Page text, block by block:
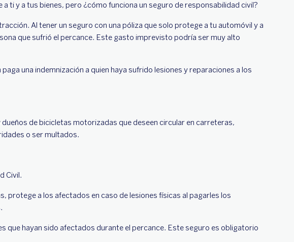
ti y a tus bienes, pero ¿cómo funciona un seguro de responsabilidad civil?
Al tener un seguro con una póliza que solo protege a tu automóvil y a
que sufrió el percance. Este gasto imprevisto podría ser muy alto
una indemnización a quien haya sufrido lesiones y reparaciones a los
de bicicletas motorizadas que deseen circular en carreteras,
o ser multados.
Civil.
a los afectados en caso de lesiones físicas al pagarles los
que hayan sido afectados durante el percance. Este seguro es obligatorio